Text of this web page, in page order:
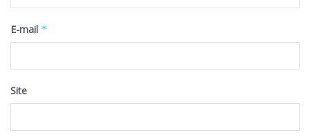
E-mail *
Site